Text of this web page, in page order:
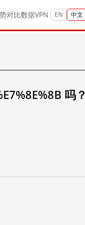
对比数据VPN EN 中文
吗？